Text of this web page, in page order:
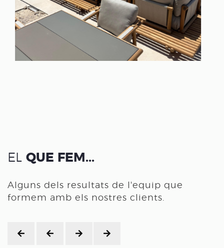
EL QUE FEM...
Alguns dels resultats de l'equip que
formem amb els nostres clients.